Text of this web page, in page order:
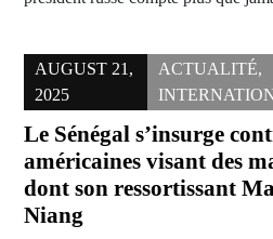
AUGUST 21,
2025
ACTUALITÉ,
Le Sénégal s’insurge
américaines visant des
dont son ressortissant
Niang